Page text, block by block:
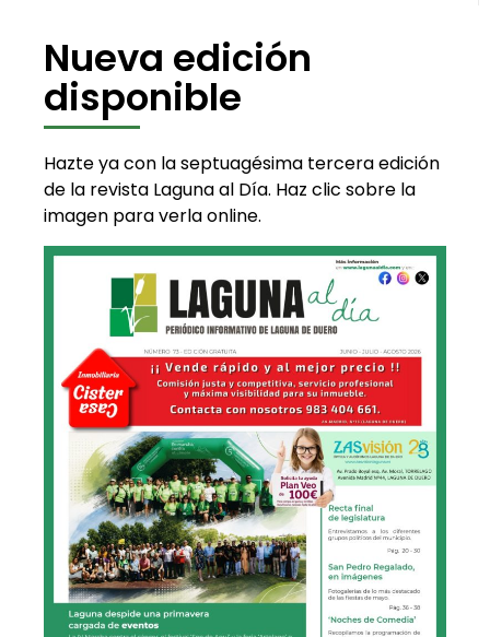
Nueva edición
disponible
Hazte ya con la septuagésima tercera edición
de la revista Laguna al Día. Haz clic sobre la
imagen para verla online.